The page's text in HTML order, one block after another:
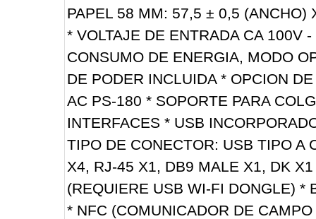
PAPEL 58 MM: 57,5 ± 0,5 (ANCHO)
* VOLTAJE DE ENTRADA CA 100V
CONSUMO DE ENERGIA, MODO
DE PODER INCLUIDA * OPCION
AC PS-180 * SOPORTE PARA
INTERFACES * USB
TIPO DE CONECTOR: USB TIPO A
X4, RJ-45 X1, DB9 MALE X1, DK
(REQUIERE USB WI-FI DONGLE) *
* NFC (COMUNICADOR DE